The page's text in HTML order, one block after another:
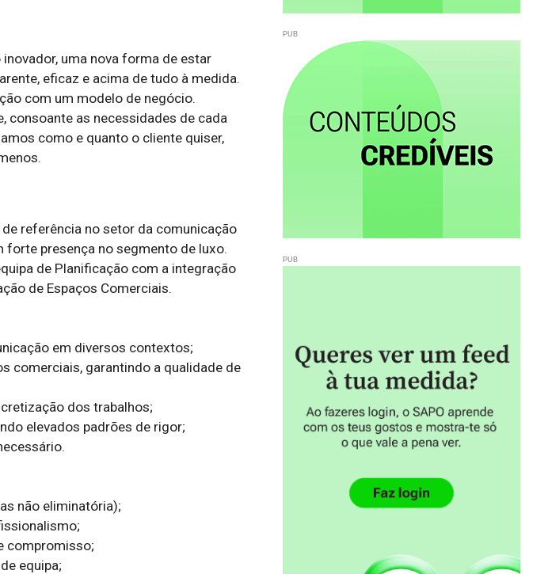
uma nova forma de estar
eficaz e acima de tudo à medida.
com um modelo de negócio.
consoante as necessidades de cada
como e quanto o cliente quiser,
referência no setor da comunicação
presença no segmento de luxo.
de Planificação com a integração
de Espaços Comerciais.
em diversos contextos;
comerciais, garantindo a qualidade de
dos trabalhos;
elevados padrões de rigor;
não eliminatória);
compromisso;
equipa;